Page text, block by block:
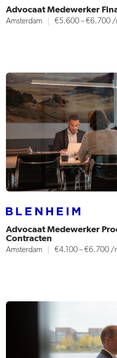
Advocaat Medewerker
Amsterdam €5.600 – €6.700/
Advocaat Medewerker
Contracten
Amsterdam €4.100 – €6.700 /